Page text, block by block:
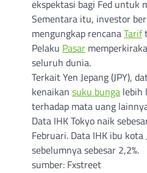
ekspektasi bagi Fed untuk
Sementara itu, investor
mengungkap rencanaTarif
Pelaku Pasar
seluruh dunia.
Terkait Yen Jepang (JPY),
kenaikan suku bunga lebih
terhadap mata uang
Data IHK Tokyo naik
Februari. Data IHK ibu
sebelumnya sebesar 2,2%.
sumber: Fxstreet